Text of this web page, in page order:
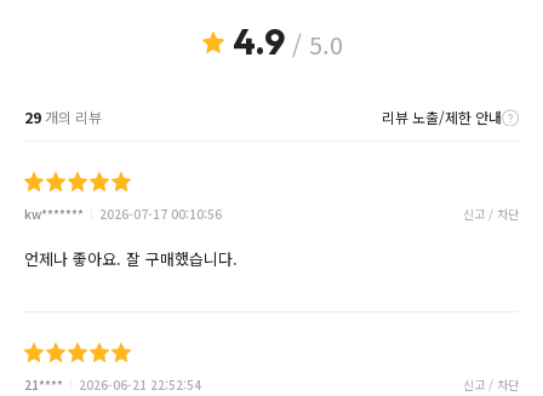
4.9/ 5.0
29개의 리뷰 리뷰 노출/제한 안내
kw******* 2026-07-17 00:10:56 신고 / 차단
언제나 좋아요. 잘 구매했습니다.
21**** 2026-06-21 22:52:54 신고 / 차단